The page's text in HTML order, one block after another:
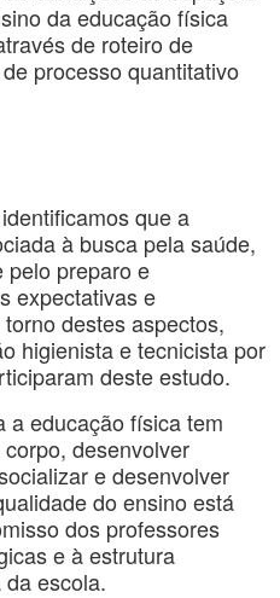
da educação física
de roteiro de
processo quantitativo
que a
à busca pela saúde,
pelo preparo e
expectativas e
destes aspectos,
higienista e tecnicista por
deste estudo.
a educação física tem
desenvolver
e desenvolver
do ensino está
dos professores
e à estrutura
escola.